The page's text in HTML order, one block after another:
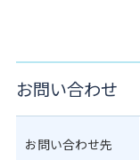
お問い合わせ
お問い合わせ先